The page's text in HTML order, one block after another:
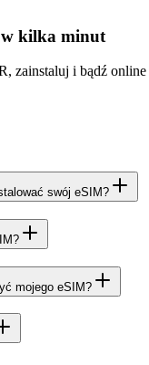
kilka minut
zainstaluj i bądź
swój eSIM?
mojego eSIM?